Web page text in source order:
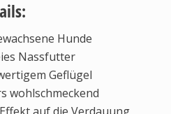
Hunde
Nassfutter
Geflügel
wohlschmeckend